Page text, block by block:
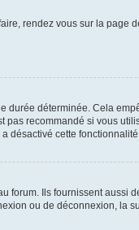
rendez vous sur la page
déterminée. Cela
pas recommandé si vous
désactivé cette
forum. Ils fournissent aussi
ou de déconnexion, la